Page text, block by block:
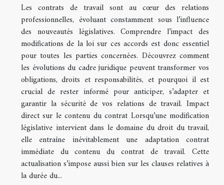
Les contrats de travail sont au cœur des relations
professionnelles, évoluant constamment sous l’influence
des nouveautés législatives. Comprendre l’impact des
modifications de la loi sur ces accords est donc essentiel
pour toutes les parties concernées. Découvrez comment
les évolutions du cadre juridique peuvent transformer vos
obligations, droits et responsabilités, et pourquoi il est
crucial de rester informé pour anticiper, s’adapter et
garantir la sécurité de vos relations de travail. Impact
direct sur le contenu du contrat Lorsqu’une modification
législative intervient dans le domaine du droit du travail,
elle entraîne inévitablement une adaptation contrat
immédiate du contenu du contrat de travail. Cette
actualisation s’impose aussi bien sur les clauses relatives à
la durée du...